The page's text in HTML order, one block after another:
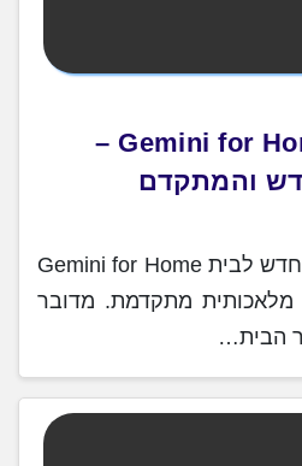
גוגל משיקה: Gemini for Home –
והמתקדם
גוגל משיקה עוזר קולי חדש לבית Gemini for Home
מתקדמת. מדובר
הבית…